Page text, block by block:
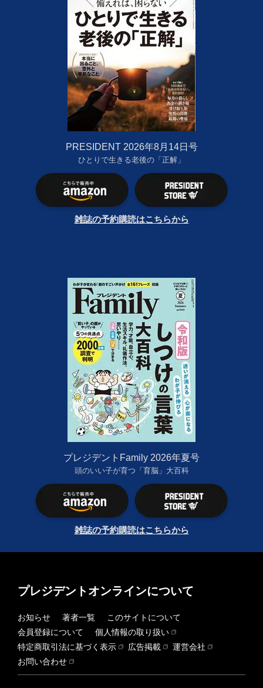
PRESIDENT 2026年8月14日号
ひとりで生きる老後の「正解」
雑誌の予約購読はこちらから
プレジデントFamily 2026年夏号
頭のいい子が育つ「育脳」大百科
雑誌の予約購読はこちらから
プレジデントオンラインについて
お知らせ 著者一覧
このサイトについて
会員登録について
個人情報の取り扱い
特定商取引法に基づく表示
広告掲載
運営会社
お問い合わせ